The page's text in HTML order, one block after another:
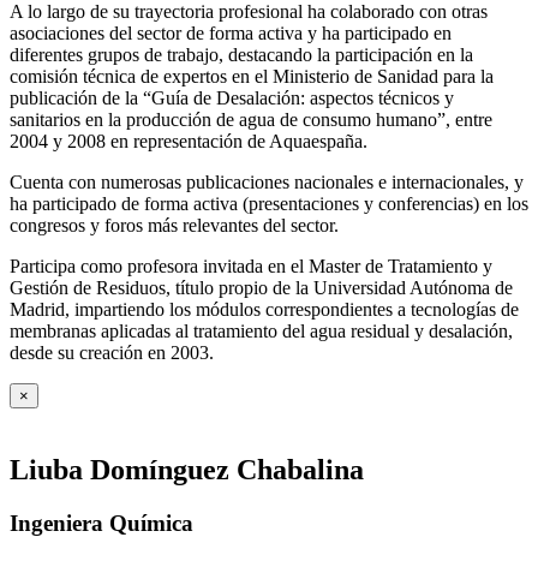
A lo largo de su trayectoria profesional ha colaborado con otras
asociaciones del sector de forma activa y ha participado en
diferentes grupos de trabajo, destacando la participación en la
comisión técnica de expertos en el Ministerio de Sanidad para la
publicación de la “Guía de Desalación: aspectos técnicos y
sanitarios en la producción de agua de consumo humano”, entre
2004 y 2008 en representación de Aquaespaña.
Cuenta con numerosas publicaciones nacionales e internacionales, y
ha participado de forma activa (presentaciones y conferencias) en los
congresos y foros más relevantes del sector.
Participa como profesora invitada en el Master de Tratamiento y
Gestión de Residuos, título propio de la Universidad Autónoma de
Madrid, impartiendo los módulos correspondientes a tecnologías de
membranas aplicadas al tratamiento del agua residual y desalación,
desde su creación en 2003.
×
Liuba Domínguez Chabalina
Ingeniera Química